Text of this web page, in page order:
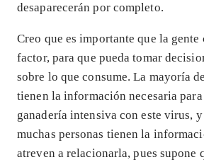
desaparecerán por completo.
Creo que es importante que la gente
factor, para que pueda tomar
sobre lo que consume. La mayoría
tienen la información necesaria
ganadería intensiva con este virus,
muchas personas tienen la
atreven a relacionarla, pues supone